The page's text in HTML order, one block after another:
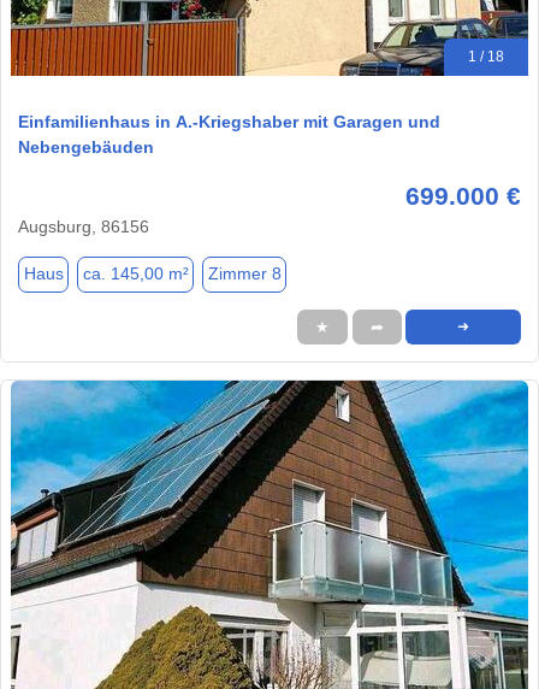
1 / 18
Einfamilienhaus in A.-Kriegshaber mit Garagen und
Nebengebäuden
699.000 €
Augsburg, 86156
Haus ca. 145,00 m² Zimmer 8
★ ➦ ➜